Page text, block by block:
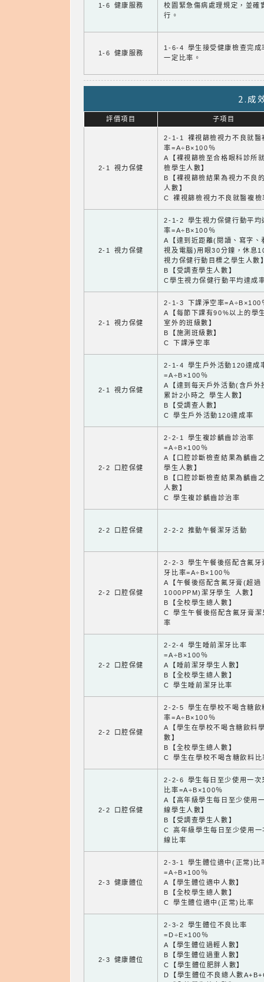
1-6 健康服務
校園緊急傷病處理規定，並確
行。
1-6 健康服務
1-6-4 學生接受健康檢查完成
一定比率。
2.成
評價項目 子項目
2-1 視力保健
2-1-1 裸視篩檢視力不良就醫
率=A÷B×100％
A【裸視篩檢至合格眼科診所
檢學生人數】
B【裸視篩檢結果為視力不良
人數】
C 裸視篩檢視力不良就醫複檢
2-1 視力保健
2-1-2 學生視力保健行動平均
率=A÷B×100％
A【達到近距離(閱讀、寫字、
視及電腦)用眼30分鐘，休息
視力保健行動目標之學生人數
B【受調查學生人數】
C學生視力保健行動平均達成
2-1 視力保健
2-1-3 下課淨空率=A÷B×100
A【每節下課有90%以上的學
室外的班級數】
B【施測班級數】
C 下課淨空率
2-1 視力保健
2-1-4 學生戶外活動120達成
=A÷B×100％
A【達到每天戶外活動(含戶外
累計2小時之 學生人數】
B【受調查人數】
C 學生戶外活動120達成率
2-2 口腔保健
2-2-1 學生複診齲齒診治率
=A÷B×100％
A【口腔診斷檢查結果為齲齒
學生人數】
B【口腔診斷檢查結果為齲齒
人數】
C 學生複診齲齒診治率
2-2 口腔保健 2-2-2 推動午餐潔牙活動
2-2 口腔保健
2-2-3 學生午餐後搭配含氟牙
牙比率=A÷B×100％
A【午餐後搭配含氟牙膏(超過
1000PPM)潔牙學生 人數】
B【全校學生總人數】
C 學生午餐後搭配含氟牙膏潔
率
2-2 口腔保健
2-2-4 學生睡前潔牙比率
=A÷B×100％
A【睡前潔牙學生人數】
B【全校學生總人數】
C 學生睡前潔牙比率
2-2 口腔保健
2-2-5 學生在學校不喝含糖飲
率=A÷B×100％
A【學生在學校不喝含糖飲料
數】
B【全校學生總人數】
C 學生在學校不喝含糖飲料比
2-2 口腔保健
2-2-6 學生每日至少使用一次
比率=A÷B×100％
A【高年級學生每日至少使用
線學生人數】
B【受調查學生人數】
C 高年級學生每日至少使用一
線比率
2-3 健康體位
2-3-1 學生體位適中(正常)比
=A÷B×100％
A【學生體位適中人數】
B【全校學生總人數】
C 學生體位適中(正常)比率
2-3 健康體位
2-3-2 學生體位不良比率
=D÷E×100％
A【學生體位過輕人數】
B【學生體位過重人數】
C【學生體位肥胖人數】
D【學生體位不良總人數